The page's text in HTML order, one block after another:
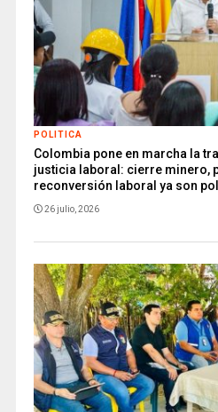
POLITICA
Colombia pone en marcha la
justicia laboral: cierre minero,
reconversión laboral ya son
26 julio, 2026